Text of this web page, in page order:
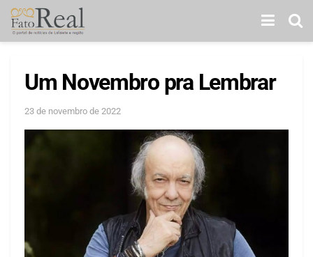
Um Novembro pra Lembrar
23 de novembro de 2022